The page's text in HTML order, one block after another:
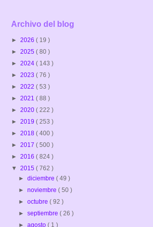
Archivo del blog
► 2026 ( 19 )
► 2025 ( 80 )
► 2024 ( 143 )
► 2023 ( 76 )
► 2022 ( 53 )
► 2021 ( 88 )
► 2020 ( 222 )
► 2019 ( 253 )
► 2018 ( 400 )
► 2017 ( 500 )
► 2016 ( 824 )
▼ 2015 ( 762 )
►diciembre( 49 )
►noviembre( 50 )
►octubre( 92 )
►septiembre( 26 )
►agosto( 1 )